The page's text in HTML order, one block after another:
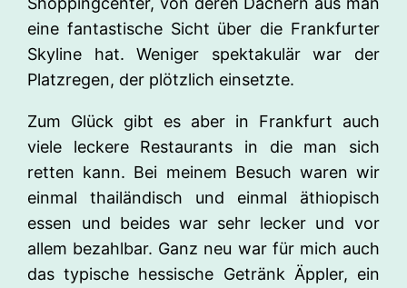
eine fantastische Sicht über die Frankfurter
Skyline hat. Weniger spektakulär war der
Platzregen, der plötzlich einsetzte.
Zum Glück gibt es aber in Frankfurt auch
viele leckere Restaurants in die man sich
retten kann. Bei meinem Besuch waren wir
einmal thailändisch und einmal äthiopisch
essen und beides war sehr lecker und vor
allem bezahlbar. Ganz neu war für mich auch
das typische hessische Getränk Äppler, ein